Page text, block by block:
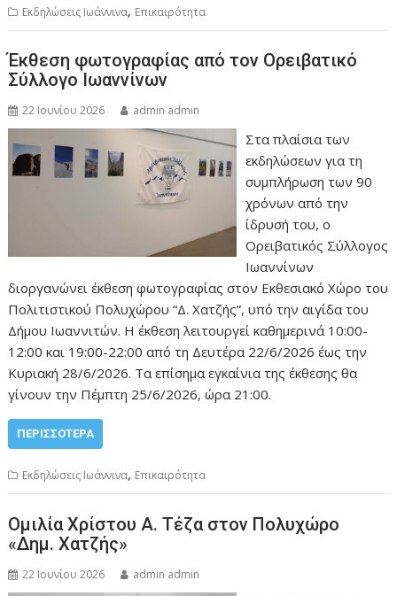
Εκδηλώσεις Ιωάννινα, Επικαιρότητα
Έκθεση φωτογραφίας από τον Ορειβατικό
Σύλλογο Ιωαννίνων
22 Ιουνίου 2026 admin admin
Στα πλαίσια των
εκδηλώσεων για τη
συμπλήρωση των 90
χρόνων από την
ίδρυσή του, ο
Ορειβατικός Σύλλογος
Ιωαννίνων
διοργανώνει έκθεση φωτογραφίας στον Εκθεσιακό Χώρο του
Πολιτιστικού Πολυχώρου “Δ. Χατζής”, υπό την αιγίδα του
Δήμου Ιωαννιτών. Η έκθεση λειτουργεί καθημερινά 10:00-
12:00 και 19:00-22:00 από τη Δευτέρα 22/6/2026 έως την
Κυριακή 28/6/2026. Τα επίσημα εγκαίνια της έκθεσης θα
γίνουν την Πέμπτη 25/6/2026, ώρα 21:00.
ΠΕΡΙΣΣΌΤΕΡΑ
Εκδηλώσεις Ιωάννινα, Επικαιρότητα
Ομιλία Χρίστου Α. Τέζα στον Πολυχώρο
«Δημ. Χατζής»
22 Ιουνίου 2026 admin admin